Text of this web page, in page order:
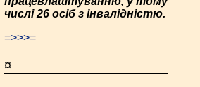
числі 26 осіб з інвалідністю.
=>>>=
¤